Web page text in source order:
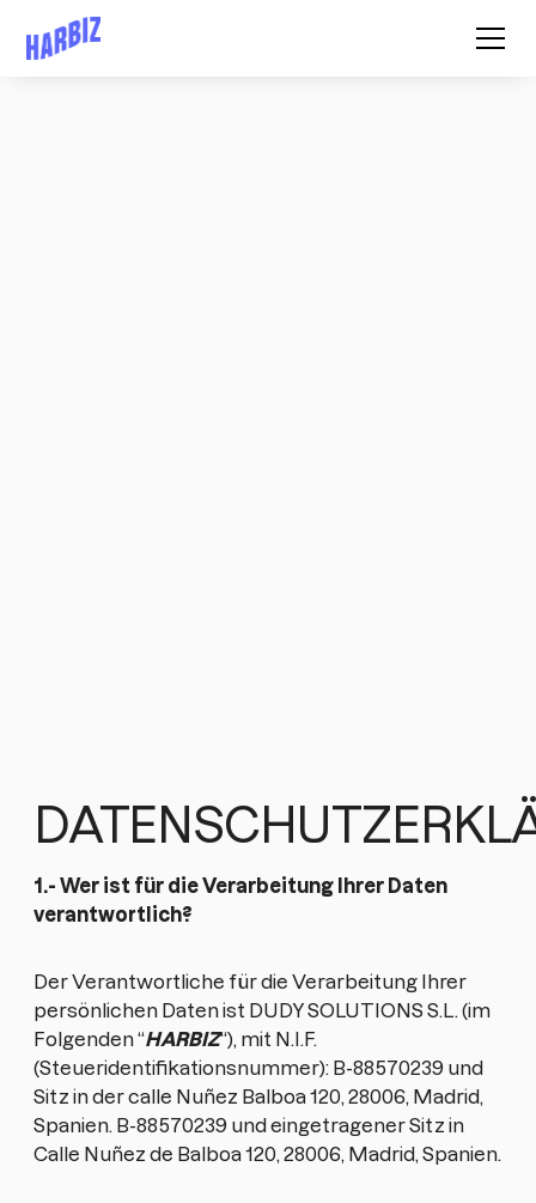
1.- Wer ist für die Verarbeitung Ihrer Daten
verantwortlich?
Der Verantwortliche für die Verarbeitung Ihrer
persönlichen Daten ist DUDY SOLUTIONS S.L. (im
Folgenden “HARBIZ“), mit N.I.F.
(Steueridentifikationsnummer): B-88570239 und
Sitz in der calle Nuñez Balboa 120, 28006, Madrid,
Spanien. B-88570239 und eingetragener Sitz in
Calle Nuñez de Balboa 120, 28006, Madrid, Spanien.